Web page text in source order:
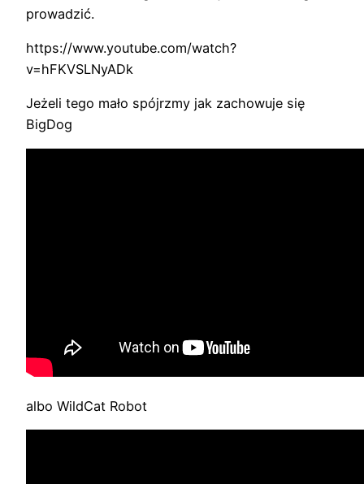
prowadzić.
https://www.youtube.com/watch?
v=hFKVSLNyADk
Jeżeli tego mało spójrzmy jak zachowuje się
BigDog
albo WildCat Robot